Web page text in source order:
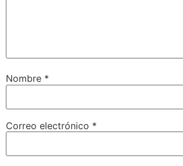
Nombre *
Correo electrónico *